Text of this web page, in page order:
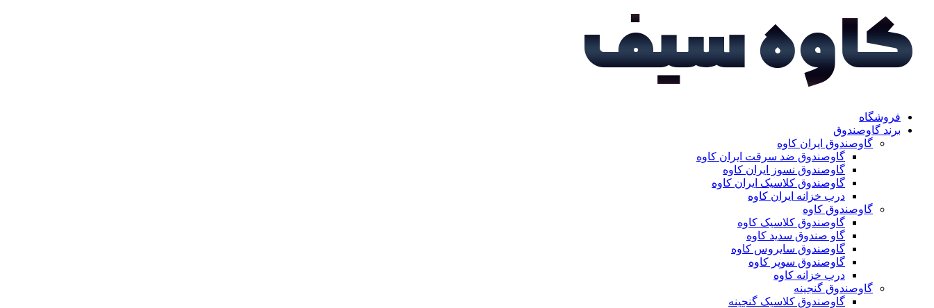
فروشگاه
برند گاوصندوق
گاوصندوق ایران کاوه
گاوصندوق ضد سرقت ایران کاوه
گاوصندوق نسوز ایران کاوه
گاوصندوق کلاسیک ایران کاوه
درب خزانه ایران کاوه
گاوصندوق کاوه
گاوصندوق کلاسیک کاوه
گاو صندوق سدید کاوه
گاوصندوق سایروس کاوه
گاوصندوق سوپر کاوه
درب خزانه کاوه
گاوصندوق گنجینه
گاوصندوق کلاسیک گنجینه